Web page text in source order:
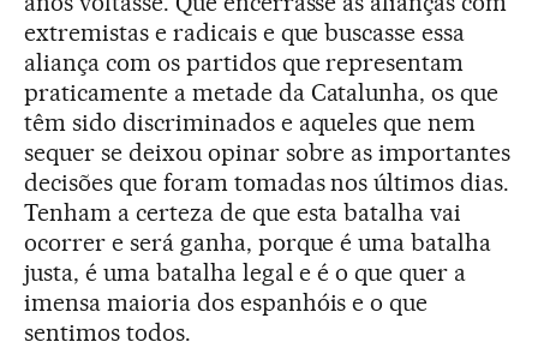
extremistas e radicais e que buscasse essa
aliança com os partidos que representam
praticamente a metade da Catalunha, os que
têm sido discriminados e aqueles que nem
sequer se deixou opinar sobre as importantes
decisões que foram tomadas nos últimos dias.
Tenham a certeza de que esta batalha vai
ocorrer e será ganha, porque é uma batalha
justa, é uma batalha legal e é o que quer a
imensa maioria dos espanhóis e o que
sentimos todos.